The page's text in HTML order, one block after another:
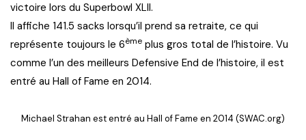
victoire lors du Superbowl XLII.
Il affiche 141.5 sacks lorsqu’il prend sa retraite, ce qui
représente toujours le 6ème plus gros total de l’histoire. Vu
comme l’un des meilleurs Defensive End de l’histoire, il est
entré au Hall of Fame en 2014.
Michael Strahan est entré au Hall of Fame en 2014 (SWAC.org)